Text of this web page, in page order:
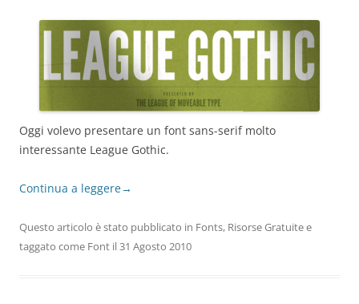
Oggi volevo presentare un font sans-serif molto
interessante League Gothic.
Continua a leggere→
Questo articolo è stato pubblicato in Fonts, Risorse Gratuitee
taggato come Font il31 Agosto 2010